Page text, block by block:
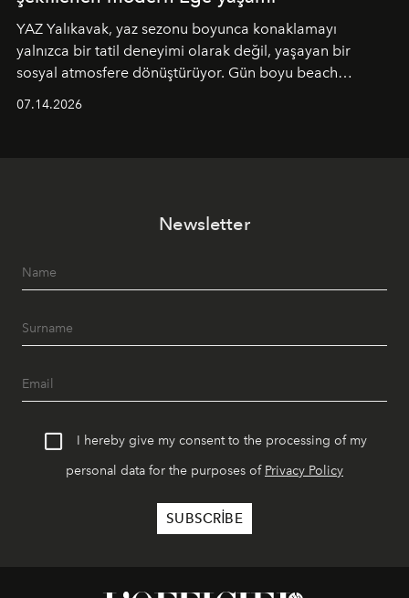
YAZ Yalıkavak, yaz sezonu boyunca konaklamayı
yalnızca bir tatil deneyimi olarak değil, yaşayan bir
sosyal atmosfere dönüştürüyor. Gün boyu beach
geceye taşıyarak her hafta farklı bir deneyim sunuyor.
07.14.2026
Newsletter
I hereby give my consent to the processing of my
personal data for the purposes of Privacy Policy